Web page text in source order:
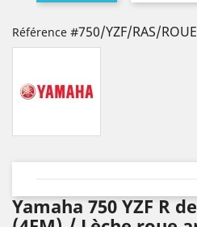
Référence #750/YZF/RAS/ROUE
Yamaha 750 YZF R